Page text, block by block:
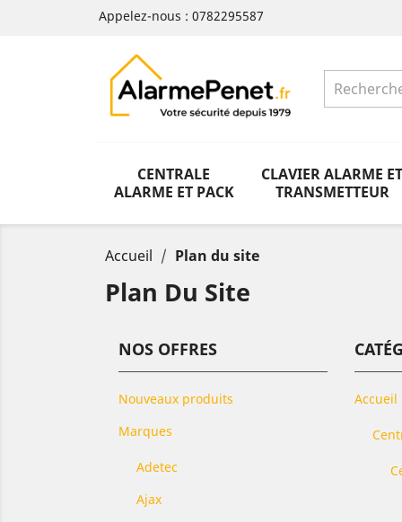
Appelez-nous : 0782295587
CENTRALE
ALARME ET PACK
CLAVIER ALARME ET
TRANSMETTEUR
Accueil Plan du site
Plan Du Site
NOS OFFRES
Nouveaux produits
Marques
Adetec
Ajax
Accueil